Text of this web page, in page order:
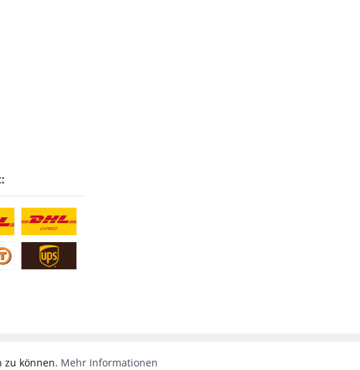
zu können. Mehr Informationen